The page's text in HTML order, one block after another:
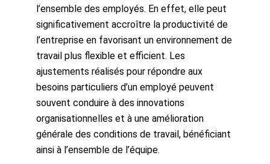
l’ensemble des employés. En effet, elle peut
significativement accroître la productivité de
l’entreprise en favorisant un environnement de
travail plus flexible et efficient. Les
ajustements réalisés pour répondre aux
besoins particuliers d’un employé peuvent
souvent conduire à des innovations
organisationnelles et à une amélioration
générale des conditions de travail, bénéficiant
ainsi à l’ensemble de l’équipe.